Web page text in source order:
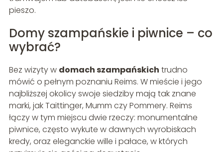
pieszo.
Domy szampańskie i piwnice – co
wybrać?
Bez wizyty w domach szampańskich trudno
mówić o pełnym poznaniu Reims. W mieście i jego
najbliższej okolicy swoje siedziby mają tak znane
marki, jak Taittinger, Mumm czy Pommery. Reims
łączy w tym miejscu dwie rzeczy: monumentalne
piwnice, często wykute w dawnych wyrobiskach
kredy, oraz eleganckie wille i pałace, w których